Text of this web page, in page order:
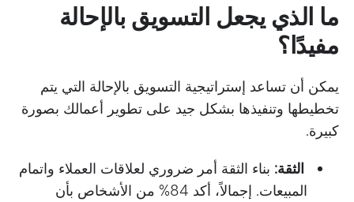
ما الذي يجعل التسويق بالإحالة
مفيدًا؟
يمكن أن تساعد إستراتيجية التسويق بالإحالة التي يتم
تخطيطها وتنفيذها بشكل جيد على تطوير أعمالك بصورة
كبيرة.
الثقة: بناء الثقة أمر ضروري لعلاقات العملاء واتمام
المبيعات. إجمالاً، أكد 84% من الأشخاص بأن